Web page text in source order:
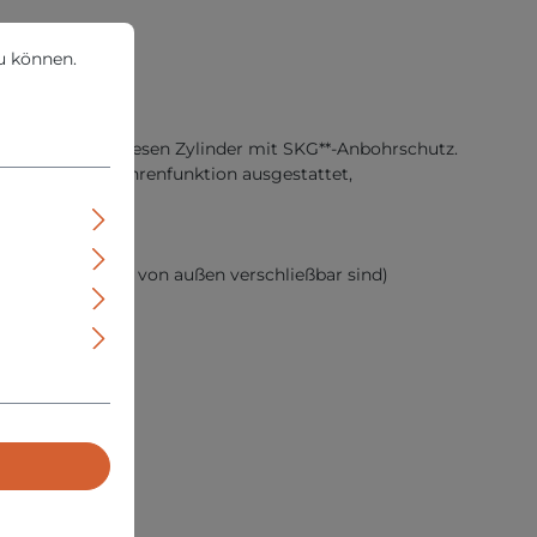
auf diesen Zylinder mit SKG**-Anbohrschutz.
Not- und Gefahrenfunktion ausgestattet,
da diese nur von außen verschließbar sind)
Mehr Informationen ...
können.